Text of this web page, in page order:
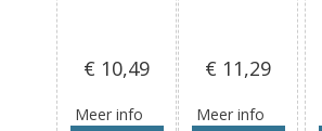
€ 10,49
Meer info
€ 11,29
Meer info